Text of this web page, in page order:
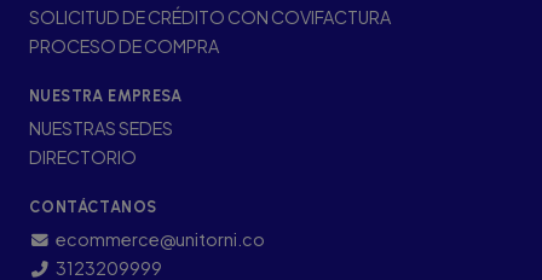
SOLICITUD DE CRÉDITO CON COVIFACTURA
PROCESO DE COMPRA
NUESTRA EMPRESA
NUESTRAS SEDES
DIRECTORIO
CONTÁCTANOS
ecommerce@unitorni.co
3123209999